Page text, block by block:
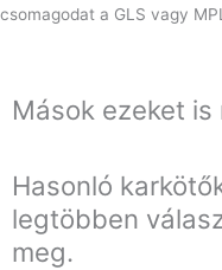
csomagodat a GLS vagy
Mások ezeket
Hasonló
legtöbben
meg.